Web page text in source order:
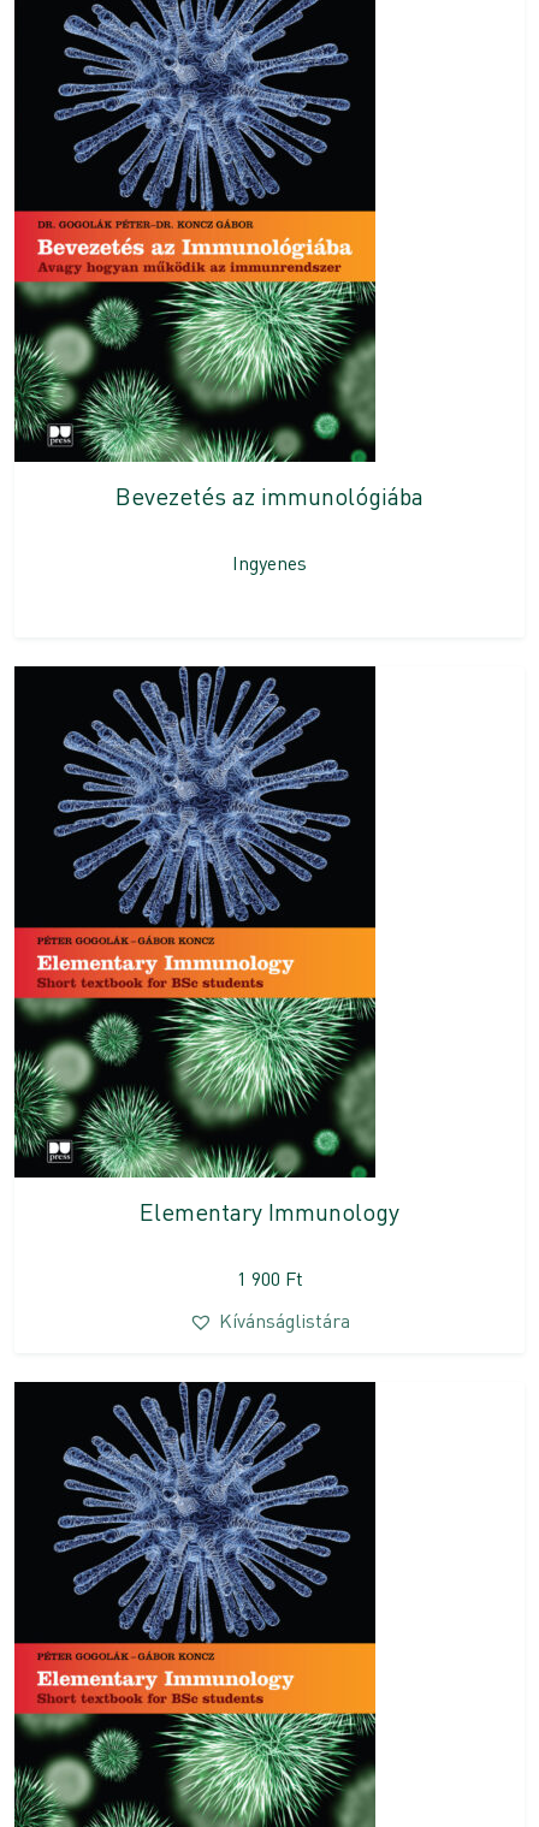
Bevezetés az immunológiába
Ingyenes
Elementary Immunology
1 900 Ft
Kívánságlistára